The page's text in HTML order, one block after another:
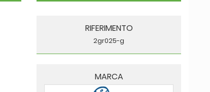
RIFERIMENTO
2gr025-g
MARCA